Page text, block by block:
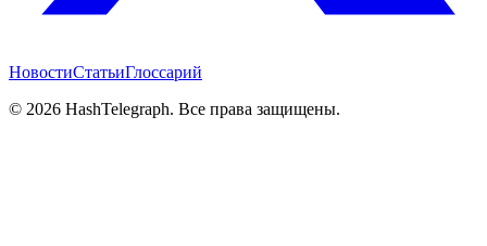
НовостиСтатьиГлоссарий
© 2026 HashTelegraph. Все права защищены.